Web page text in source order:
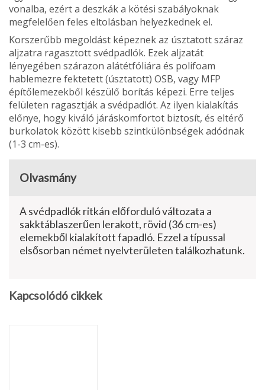
vonalba, ezért a deszkák a kötési szabályoknak
megfelelően feles eltolásban helyezkednek el.
Korszerűbb megoldást képeznek az úsztatott száraz
aljzatra ragasztott svédpadlók. Ezek aljzatát
lényegében szárazon alá­tétfóliára és polifoam
hablemezre fektetett (úsztatott) OSB, vagy MFP
építőlemezekből készülő borítás képezi. Erre teljes
felületen ragasztják a svédpadlót. Az ilyen kialakítás
előnye, hogy kiváló járáskomfortot biztosít, és eltérő
burkolatok között kisebb szintkü­lönbségek adódnak
(1-3 cm-es).
Olvasmány
A svédpadlók ritkán előforduló változata a
sakktáblaszerűen lerakott, rövid (36 cm-es)
elemekből kialakított fapadló. Ezzel a típussal
elsősorban német nyelvterületen találkozhatunk.
Kapcsolódó cikkek